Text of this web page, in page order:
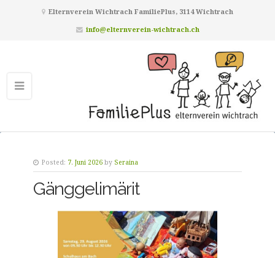
Elternverein Wichtrach FamiliePlus, 3114 Wichtrach
info@elternverein-wichtrach.ch
Posted: 7. Juni 2026 by Seraina
Gänggelimärit